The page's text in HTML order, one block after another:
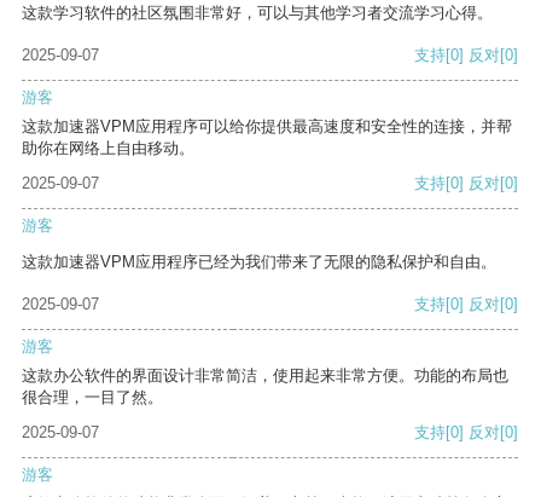
这款学习软件的社区氛围非常好，可以与其他学习者交流学习心得。
2025-09-07 支持[0] 反对[0]
游客
这款加速器VPM应用程序可以给你提供最高速度和安全性的连接，并帮
助你在网络上自由移动。
2025-09-07
支持[0] 反对[0]
游客
这款加速器VPM应用程序已经为我们带来了无限的隐私保护和自由。
2025-09-07 支持[0] 反对[0]
游客
这款办公软件的界面设计非常简洁，使用起来非常方便。功能的布局也
很合理，一目了然。
2025-09-07
支持[0] 反对[0]
游客